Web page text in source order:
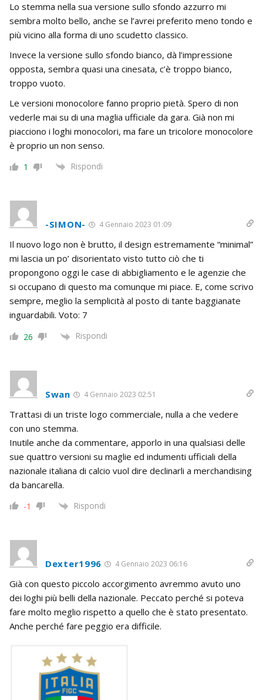
Lo stemma nella sua versione sullo sfondo azzurro mi
sembra molto bello, anche se l’avrei preferito meno tondo e
più vicino alla forma di uno scudetto classico.
Invece la versione sullo sfondo bianco, dà l’impressione
opposta, sembra quasi una cinesata, c’è troppo bianco,
troppo vuoto.
Le versioni monocolore fanno proprio pietà. Spero di non
vederle mai su di una maglia ufficiale da gara. Già non mi
piacciono i loghi monocolori, ma fare un tricolore monocolore
è proprio un non senso.
1 Rispondi
-SIMON- 4 Gennaio 2023 01:09
Il nuovo logo non è brutto, il design estremamente “minimal”
mi lascia un po’ disorientato visto tutto ciò che ti
propongono oggi le case di abbigliamento e le agenzie che
si occupano di questo ma comunque mi piace. E, come scrivo
sempre, meglio la semplicità al posto di tante baggianate
inguardabili. Voto: 7
26 Rispondi
Swan 4 Gennaio 2023 02:51
Trattasi di un triste logo commerciale, nulla a che vedere
con uno stemma.
Inutile anche da commentare, apporlo in una qualsiasi delle
sue quattro versioni su maglie ed indumenti ufficiali della
nazionale italiana di calcio vuol dire declinarli a merchandising
da bancarella.
-1 Rispondi
Dexter1996 4 Gennaio 2023 06:16
Già con questo piccolo accorgimento avremmo avuto uno
dei loghi più belli della nazionale. Peccato perché si poteva
fare molto meglio rispetto a quello che è stato presentato.
Anche perché fare peggio era difficile.